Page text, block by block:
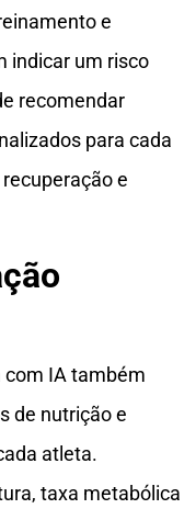
e
indicar um risco
recomendar
para cada
e
com IA também
de nutrição e
atleta.
taxa metabólica